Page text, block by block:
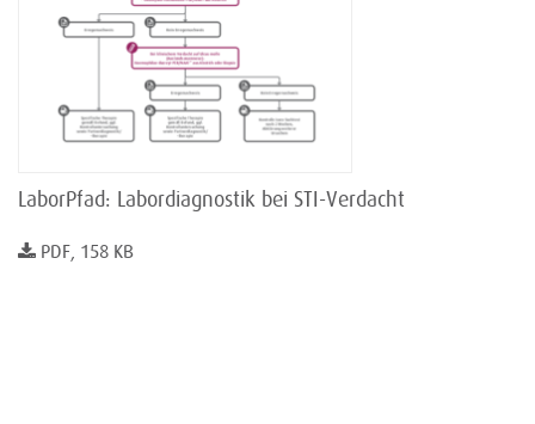
LaborPfad: Labordiagnostik bei STI-Verdacht
PDF, 158 KB